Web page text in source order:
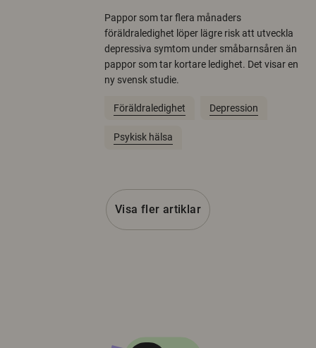
Pappor som tar flera månaders
föräldraledighet löper lägre risk att utveckla
depressiva symtom under småbarnsåren än
pappor som tar kortare ledighet. Det visar en
ny svensk studie.
Föräldraledighet Depression
Psykisk hälsa
Visa fler artiklar